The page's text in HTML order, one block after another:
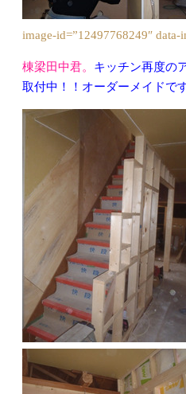
image-id=”12497768249″ data-
棟梁田中君。 キッチン再度の
取付中！！オーダーメイドです